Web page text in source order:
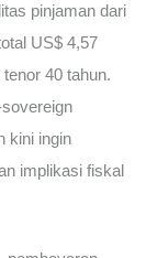
pinjaman dari
US$ 4,57
40 tahun.
kini ingin
implikasi fiskal